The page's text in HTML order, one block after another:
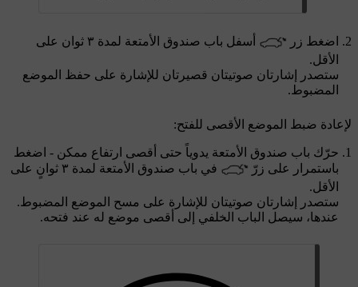
اضغط زر أسفل باب صندوق الأمتعة لمدة ٣ ثوان
على
الأقل.
ستصدر إشارتان صوتيتان قصيرتان للإشارة على حفظ الموضع
المضبوط.
لإعادة ضبط الموضع الأقصى للفتح:
حرّك باب صندوق الأمتعة يدوياً حتى أقصى ارتفاع ممكن - اضغط
باستمرار على زرّ
في باب صندوق الأمتعة لمدة ٣ ثوانٍ
على
الأقل.
ستصدر إشارتان صوتيتان للإشارة على مسح الموضع المضبوط.
عندها، سيصل الباب الخلفي إلى أقصى موضع له عند فتحه.